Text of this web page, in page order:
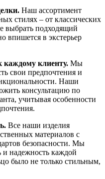
Наш ассортимент
стилях – от классических
выбрать подходящий
впишется в экстерьер
каждому клиенту. Мы
свои предпочтения и
Наши
консультацию по
учитывая особенности
Все наши изделия
материалов с
безопасности. Мы
и надежность каждой
было не только стильным,